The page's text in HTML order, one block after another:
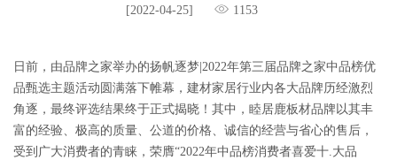
[2022-04-25] 1153
日前，由品牌之家举办的扬帆逐梦|2022年第三届品牌之家中品榜优
品甄选主题活动圆满落下帷幕，建材家居行业内各大品牌历经激烈
角逐，最终评选结果终于正式揭晓！其中，睦居鹿板材品牌以其丰
富的经验、极高的质量、公道的价格、诚信的经营与省心的售后，
受到广大消费者的青睐，荣膺“2022年中品榜消费者喜爱十.大品